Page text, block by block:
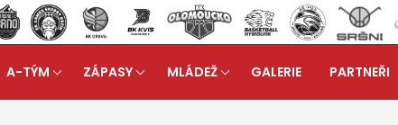
A-TÝM ZÁPASY MLÁDEŽ GALERIE PARTNEŘI